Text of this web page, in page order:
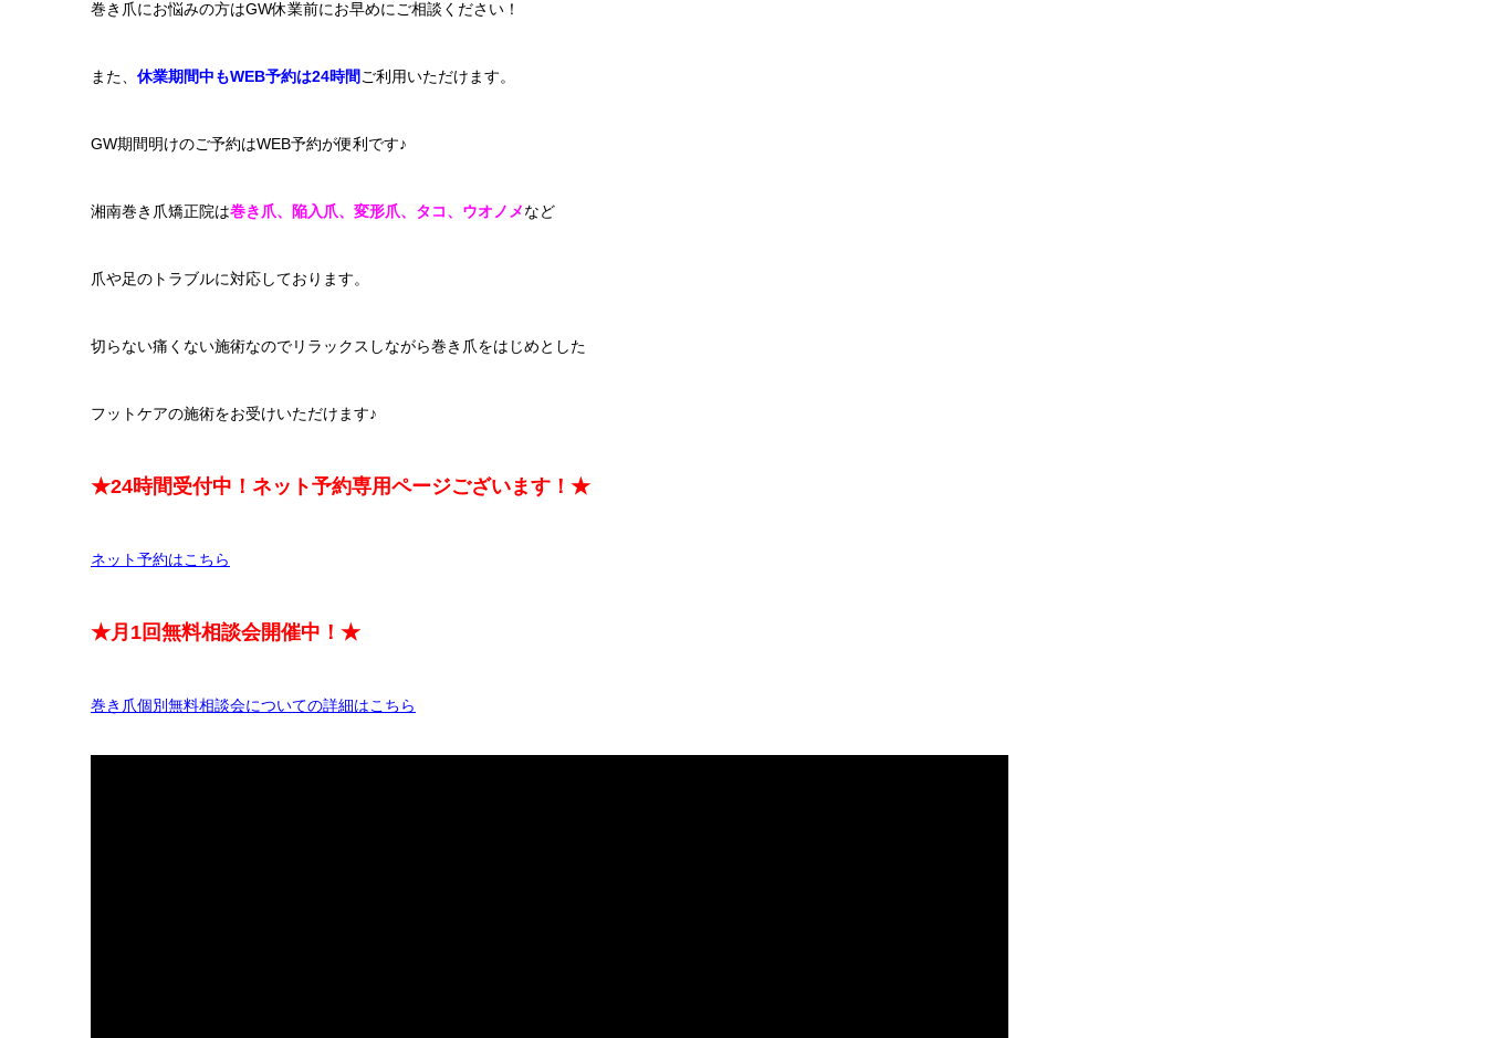
巻き爪にお悩みの方はGW休業前にお早めにご相談ください！
また、 休業期間中もWEB予約は24時間 ご利用いただけます。
GW期間明けのご予約はWEB予約が便利です♪
湘南巻き爪矯正院は巻き爪、陥入爪、変形爪、タコ、ウオノメなど
爪や足のトラブルに対応しております。
切らない痛くない施術なのでリラックスしながら巻き爪をはじめとした
フットケアの施術をお受けいただけます♪
★24時間受付中！ネット予約専用ページございます！★
ネット予約はこちら
★月1回無料相談会開催中！★
巻き爪個別無料相談会についての詳細はこちら